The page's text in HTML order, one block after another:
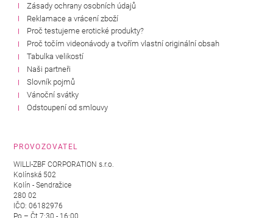
Zásady ochrany osobních údajů
Reklamace a vrácení zboží
Proč testujeme erotické produkty?
Proč točím videonávody a tvořím vlastní originální obsah
Tabulka velikostí
Naši partneři
Slovník pojmů
Vánoční svátky
Odstoupení od smlouvy
PROVOZOVATEL
WILLI-ZBF CORPORATION s.r.o.
Kolínská 502
Kolín - Sendražice
280 02
IČO: 06182976
Po – Čt 7:30 - 16:00